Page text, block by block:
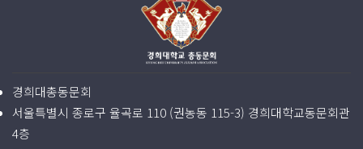
경희대총동문회
서울특별시 종로구 율곡로 110 (권농동 115-3) 경희대학교동문회관
4층